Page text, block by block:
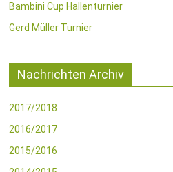
Bambini Cup Hallenturnier
Gerd Müller Turnier
Nachrichten Archiv
2017/2018
2016/2017
2015/2016